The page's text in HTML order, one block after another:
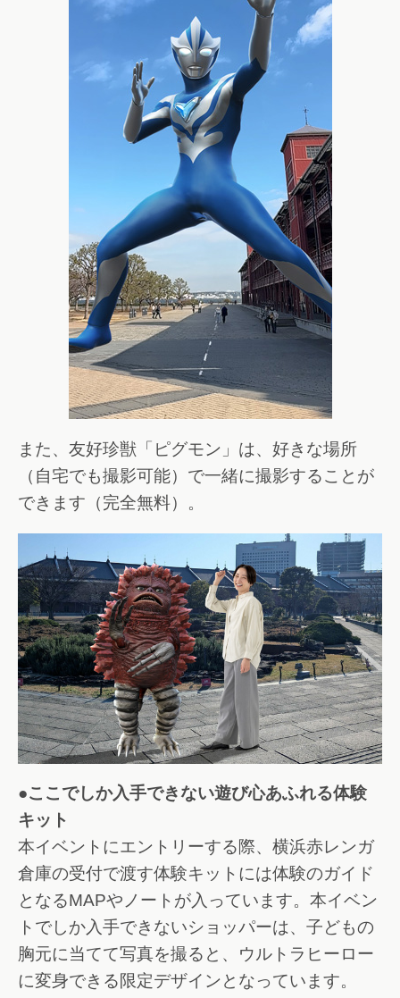
また、友好珍獣「ピグモン」は、好きな場所
（自宅でも撮影可能）で一緒に撮影することが
できます（完全無料）。
●ここでしか入手できない遊び心あふれる体験
キット
本イベントにエントリーする際、横浜赤レンガ
倉庫の受付で渡す体験キットには体験のガイド
となるMAPやノートが入っています。本イベン
トでしか入手できないショッパーは、子どもの
胸元に当てて写真を撮ると、ウルトラヒーロー
に変身できる限定デザインとなっています。